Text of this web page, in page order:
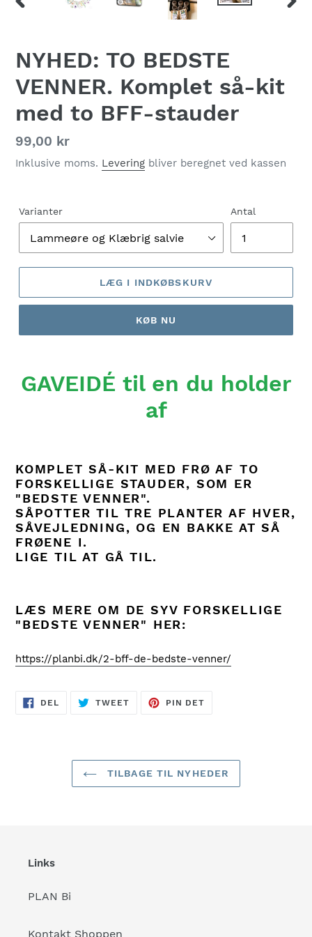
NYHED: TO BEDSTE
VENNER. Komplet så-kit
med to BFF-stauder
Normalpris
99,00 kr
Inklusive moms. Levering bliver beregnet ved kassen
Varianter Antal
LÆG I INDKØBSKURV
KØB NU
GAVEIDÉ til en du holder
af
KOMPLET SÅ-KIT MED FRØ AF TO
FORSKELLIGE STAUDER, SOM ER
"BEDSTE VENNER".
SÅPOTTER TIL TRE PLANTER AF HVER,
SÅVEJLEDNING, OG EN BAKKE AT SÅ
FRØENE I.
LIGE TIL AT GÅ TIL.
LÆS MERE OM DE SYV FORSKELLIGE
"BEDSTE VENNER" HER:
https://planbi.dk/2-bff-de-bedste-venner/
DEL
PÅ
TWEETTWEET
PIN DET
TILBAGE TIL NYHEDER
Links
PLAN Bi
Kontakt Shoppen